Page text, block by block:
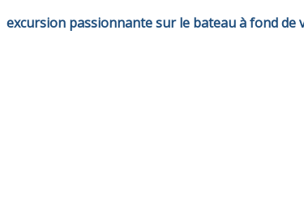
excursion passionnante sur le bateau à fond de